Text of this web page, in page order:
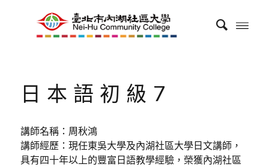
日本語初級7
講師名稱：周秋鴻
講師經歷：現任東吳大學及內湖社區大學日文講師，
具有四十年以上的豐富日語教學經驗，榮獲內湖社區